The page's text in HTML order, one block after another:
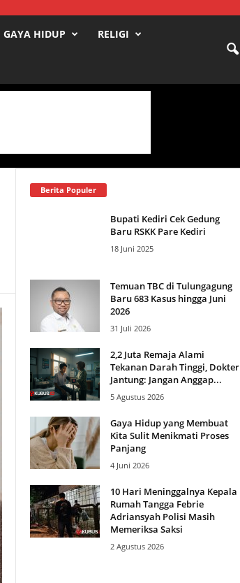
GAYA HIDUP RELIGI
Berita Populer
Bupati Kediri Cek Gedung
Baru RSKK Pare Kediri
18 Juni 2025
Temuan TBC di Tulungagung
Baru 683 Kasus hingga Juni
2026
31 Juli 2026
2,2 Juta Remaja Alami
Tekanan Darah Tinggi, Dokter
Jantung: Jangan Anggap...
5 Agustus 2026
Gaya Hidup yang Membuat
Kita Sulit Menikmati Proses
Panjang
4 Juni 2026
10 Hari Meninggalnya Kepala
Rumah Tangga Febrie
Adriansyah Polisi Masih
Memeriksa Saksi
2 Agustus 2026